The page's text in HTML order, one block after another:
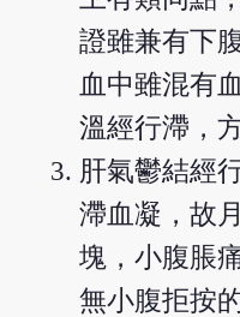
證雖兼有下
血中雖混有
溫經行滯，
肝氣鬱結經
滯血凝，故
塊，小腹脹
無小腹拒按